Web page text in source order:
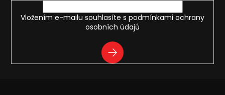
ý
p
s
u
Vložením e-mailu souhlasíte s podmínkami ochrany
osobních údajů
PŘIHLÁSIT
SE